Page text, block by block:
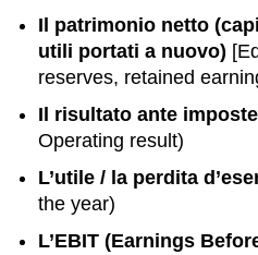
Il patrimonio netto
utili portati a nuovo)
reserves, retained
Il risultato ante
Operating result)
L’utile / la perdita
the year)
L’EBIT (Earnings